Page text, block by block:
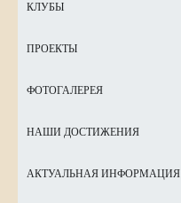
КЛУБЫ
ПРОЕКТЫ
ФОТОГАЛЕРЕЯ
НАШИ ДОСТИЖЕНИЯ
АКТУАЛЬНАЯ ИНФОРМАЦИЯ